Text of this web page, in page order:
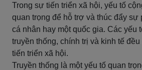
Trong sự tiến triển xã hội, yếu tố
quan trọng để hỗ trợ và thúc đẩy sự
cá nhân hay một quốc gia. Các yếu
truyền thống, chính trị và kinh tế
tiến triển xã hội.
Truyền thống là một yếu tố quan